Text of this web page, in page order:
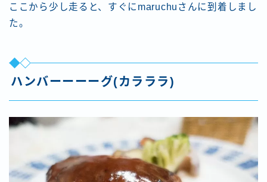
ここから少し走ると、すぐにmaruchuさんに到着しまし
た。
ハンバーーーーグ(カラララ)